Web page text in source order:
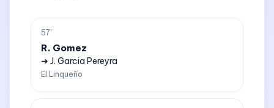
57'
R. Gomez
➜ J. Garcia Pereyra
El Linqueño